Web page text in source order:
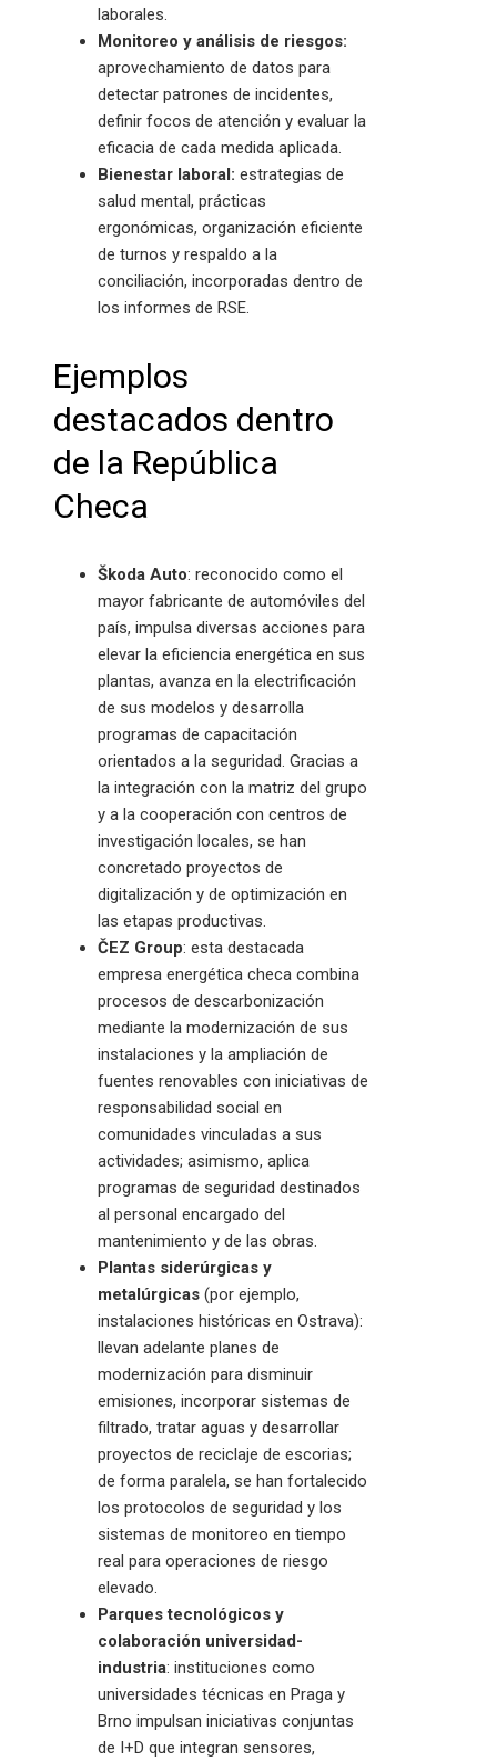
laborales.
Monitoreo y análisis de riesgos:
aprovechamiento de datos para
detectar patrones de incidentes,
definir focos de atención y evaluar la
eficacia de cada medida aplicada.
Bienestar laboral: estrategias de
salud mental, prácticas
ergonómicas, organización eficiente
de turnos y respaldo a la
conciliación, incorporadas dentro de
los informes de RSE.
Ejemplos
destacados dentro
de la República
Checa
Škoda Auto: reconocido como el
mayor fabricante de automóviles del
país, impulsa diversas acciones para
elevar la eficiencia energética en sus
plantas, avanza en la electrificación
de sus modelos y desarrolla
programas de capacitación
orientados a la seguridad. Gracias a
la integración con la matriz del grupo
y a la cooperación con centros de
investigación locales, se han
concretado proyectos de
digitalización y de optimización en
las etapas productivas.
ČEZ Group: esta destacada
empresa energética checa combina
procesos de descarbonización
mediante la modernización de sus
instalaciones y la ampliación de
fuentes renovables con iniciativas de
responsabilidad social en
comunidades vinculadas a sus
actividades; asimismo, aplica
programas de seguridad destinados
al personal encargado del
mantenimiento y de las obras.
Plantas siderúrgicas y
metalúrgicas (por ejemplo,
instalaciones históricas en Ostrava):
llevan adelante planes de
modernización para disminuir
emisiones, incorporar sistemas de
filtrado, tratar aguas y desarrollar
proyectos de reciclaje de escorias;
de forma paralela, se han fortalecido
los protocolos de seguridad y los
sistemas de monitoreo en tiempo
real para operaciones de riesgo
elevado.
Parques tecnológicos y
colaboración universidad-
industria: instituciones como
universidades técnicas en Praga y
Brno impulsan iniciativas conjuntas
de I+D que integran sensores,